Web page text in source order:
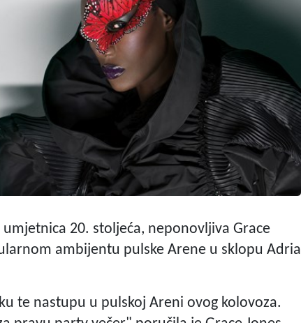
20. stoljeća, neponovljiva Grace
ambijentu pulske Arene u sklopu Adria
te nastupu u pulskoj Areni ovog kolovoza.